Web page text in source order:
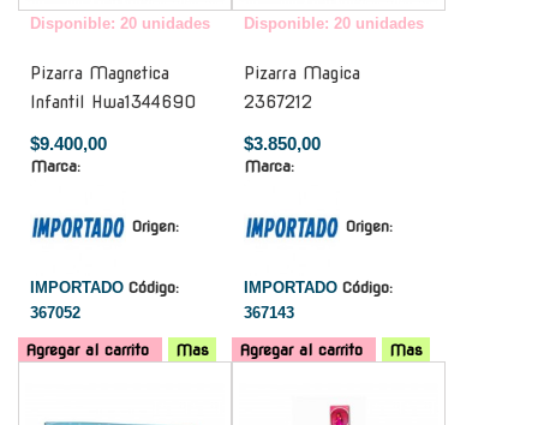
Disponible: 20 unidades
Pizarra Magnetica
Infantil Hwa1344690
$9.400,00
Marca:
Origen:
IMPORTADO Código:
367052
Agregar al carrito Mas
Disponible: 20 unidades
Pizarra Magica
2367212
$3.850,00
Marca:
Origen:
IMPORTADO Código:
367143
Agregar al carrito
Mas